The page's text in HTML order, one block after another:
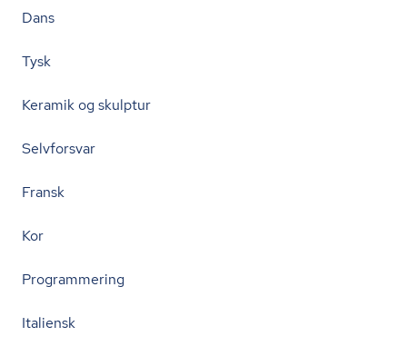
Dans
Tysk
Keramik og skulptur
Selvforsvar
Fransk
Kor
Programmering
Italiensk